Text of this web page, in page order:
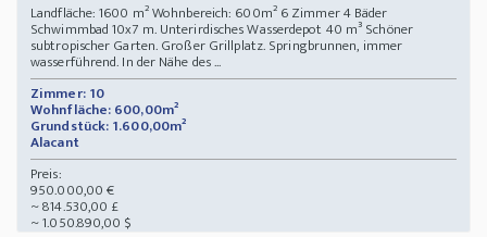
Landfläche: 1600 m² Wohnbereich: 600m² 6 Zimmer 4 Bäder
Schwimmbad 10x7 m. Unterirdisches Wasserdepot 40 m³ Schöner
subtropischer Garten. Großer Grillplatz. Springbrunnen, immer
wasserführend. In der Nähe des ...
Zimmer: 10
Wohnfläche: 600,00m²
Grundstück: 1.600,00m²
Alacant
Preis:
950.000,00 €
~ 814.530,00 £
~ 1.050.890,00 $